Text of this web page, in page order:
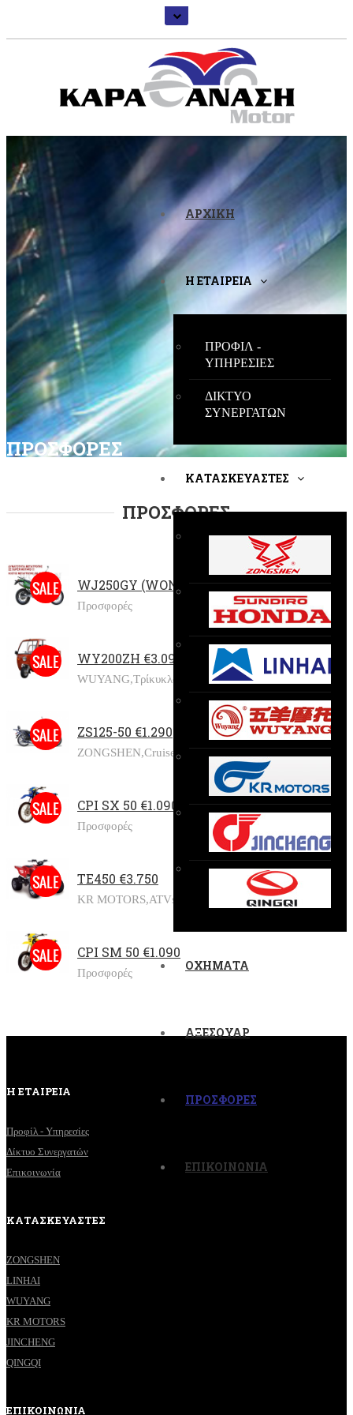
ΑΡΧΙΚΗ
Η ΕΤΑΙΡΕΙΑ
ΠΡΟΦΙΛ -
ΥΠΗΡΕΣΙΕΣ
ΔΙΚΤΥΟ
ΣΥΝΕΡΓΑΤΩΝ
ΚΑΤΑΣΚΕΥΑΣΤΕΣ
ΟΧΗΜΑΤΑ
ΑΞΕΣΟΥΑΡ
ΠΡΟΣΦΟΡΕΣ
ΕΠΙΚΟΙΝΩΝΙΑ
ΠΡΟΣΦΟΡΕΣ
ΠΡΟΣΦΟΡΕΣ
WJ250GY (WONJAN) €1.400
Προσφορές
WY200ZH €3.090
WUYANG,Τρίκυκλα, Προσφορές
ZS125-50 €1.290
ZONGSHEN,Cruisers, Προσφορές
CPI SX 50 €1.090
Προσφορές
TE450 €3.750
KR MOTORS,ATVs,
CPI SM 50 €1.090
Προσφορές
Η ΕΤΑΙΡΕΙΑ
Προφίλ - Υπηρεσίες
Δίκτυο Συνεργατών
Επικοινωνία
ΚΑΤΑΣΚΕΥΑΣΤΕΣ
ZONGSHEN
LINHAI
WUYANG
KR MOTORS
JINCHENG
QINGQI
ΕΠΙΚΟΙΝΩΝΙΑ